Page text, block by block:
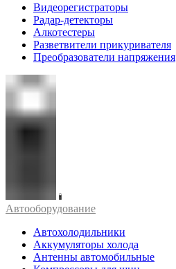
Видеорегистраторы
Радар-детекторы
Алкотестеры
Разветвители прикуривателя
Преобразователи напряжения
Автооборудование
Автохолодильники
Аккумуляторы холода
Антенны автомобильные